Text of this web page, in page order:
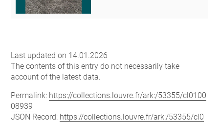
Last updated on 14.01.2026
The contents of this entry do not necessarily take
account of the latest data.
Permalink: https://collections.louvre.fr/ark:/53355/cl0100
08939
JSON Record: https://collections.louvre.fr/ark:/53355/cl0